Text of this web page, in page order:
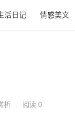
活日记 情感美文
析 阅读 0